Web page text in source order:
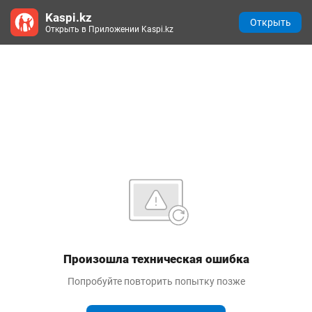
Произошла техническая ошибка
Попробуйте повторить попытку позже
Kaspi.kz
Открыть в Приложении Kaspi.kz
Открыть